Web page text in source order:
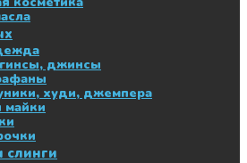
джинсы
худи, джемпера
майки
слинги